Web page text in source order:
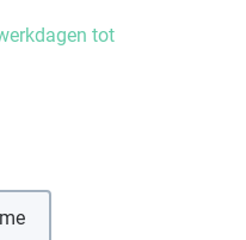
tot
niet beschikbaar.)